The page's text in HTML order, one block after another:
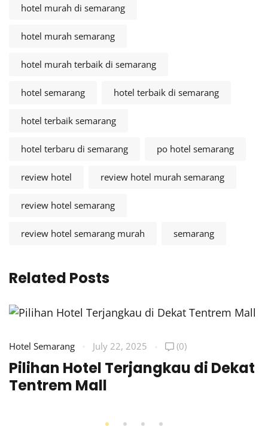
hotel murah di semarang
hotel murah semarang
hotel murah terbaik di semarang
hotel semarang hotel terbaik di semarang
hotel terbaik semarang
hotel terbaru di semarang po hotel semarang
review hotel review hotel murah semarang
review hotel semarang
review hotel semarang murah semarang
Related Posts
Hotel Semarang July 22, 2025 (0)
Pilihan Hotel Terjangkau di Dekat
Tentrem Mall